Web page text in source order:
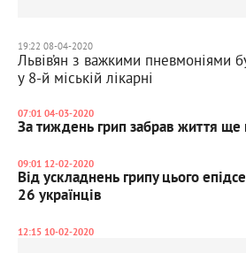
19:22 08-04-2020
Львів’ян з важкими пневмоніями
у 8-й міській лікарні
07:01 04-03-2020
За тиждень грип забрав життя ще
09:01 12-02-2020
Від ускладнень грипу цього
26 українців
12:15 10-02-2020